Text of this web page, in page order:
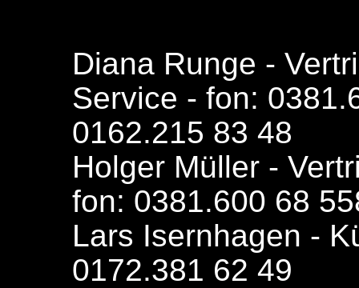
Diana Runge -
Service - fon:
0162.215 83 48
Holger Müller -
fon: 0381.600 68
Lars Isernhagen -
0172.381 62 49